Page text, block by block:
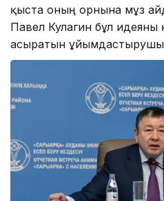
қыста оның орнына мұз
Павел Кулагин бұл идеяны
асыратын